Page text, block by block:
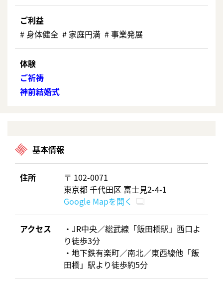
ご利益
# ⾝体健全 # 家庭円満 # 事業発展
体験
ご祈祷
神前結婚式
基本情報
住所
〒 102-0071
東京都 千代田区 富士見2-4-1
Google Mapを開く
アクセス
・JR中央／総武線「飯田橋駅」西口よ
り徒歩3分
・地下鉄有楽町／南北／東西線他「飯
田橋」駅より徒歩約5分